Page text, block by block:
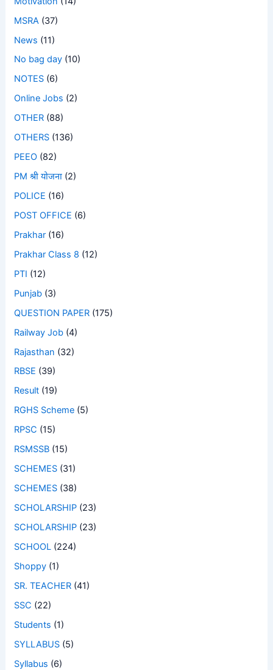
MSRA (37)
News (11)
No bag day (10)
NOTES (6)
Online Jobs (2)
OTHER (88)
OTHERS (136)
PEEO (82)
PM श्री योजना (2)
POLICE (16)
POST OFFICE (6)
Prakhar (16)
Prakhar Class 8 (12)
PTI (12)
Punjab (3)
QUESTION PAPER (175)
Railway Job (4)
Rajasthan (32)
RBSE (39)
Result (19)
RGHS Scheme (5)
RPSC (15)
RSMSSB (15)
SCHEMES (31)
SCHEMES (38)
SCHOLARSHIP (23)
SCHOLARSHIP (23)
SCHOOL (224)
Shoppy (1)
SR. TEACHER (41)
SSC (22)
Students (1)
SYLLABUS (5)
Syllabus (6)